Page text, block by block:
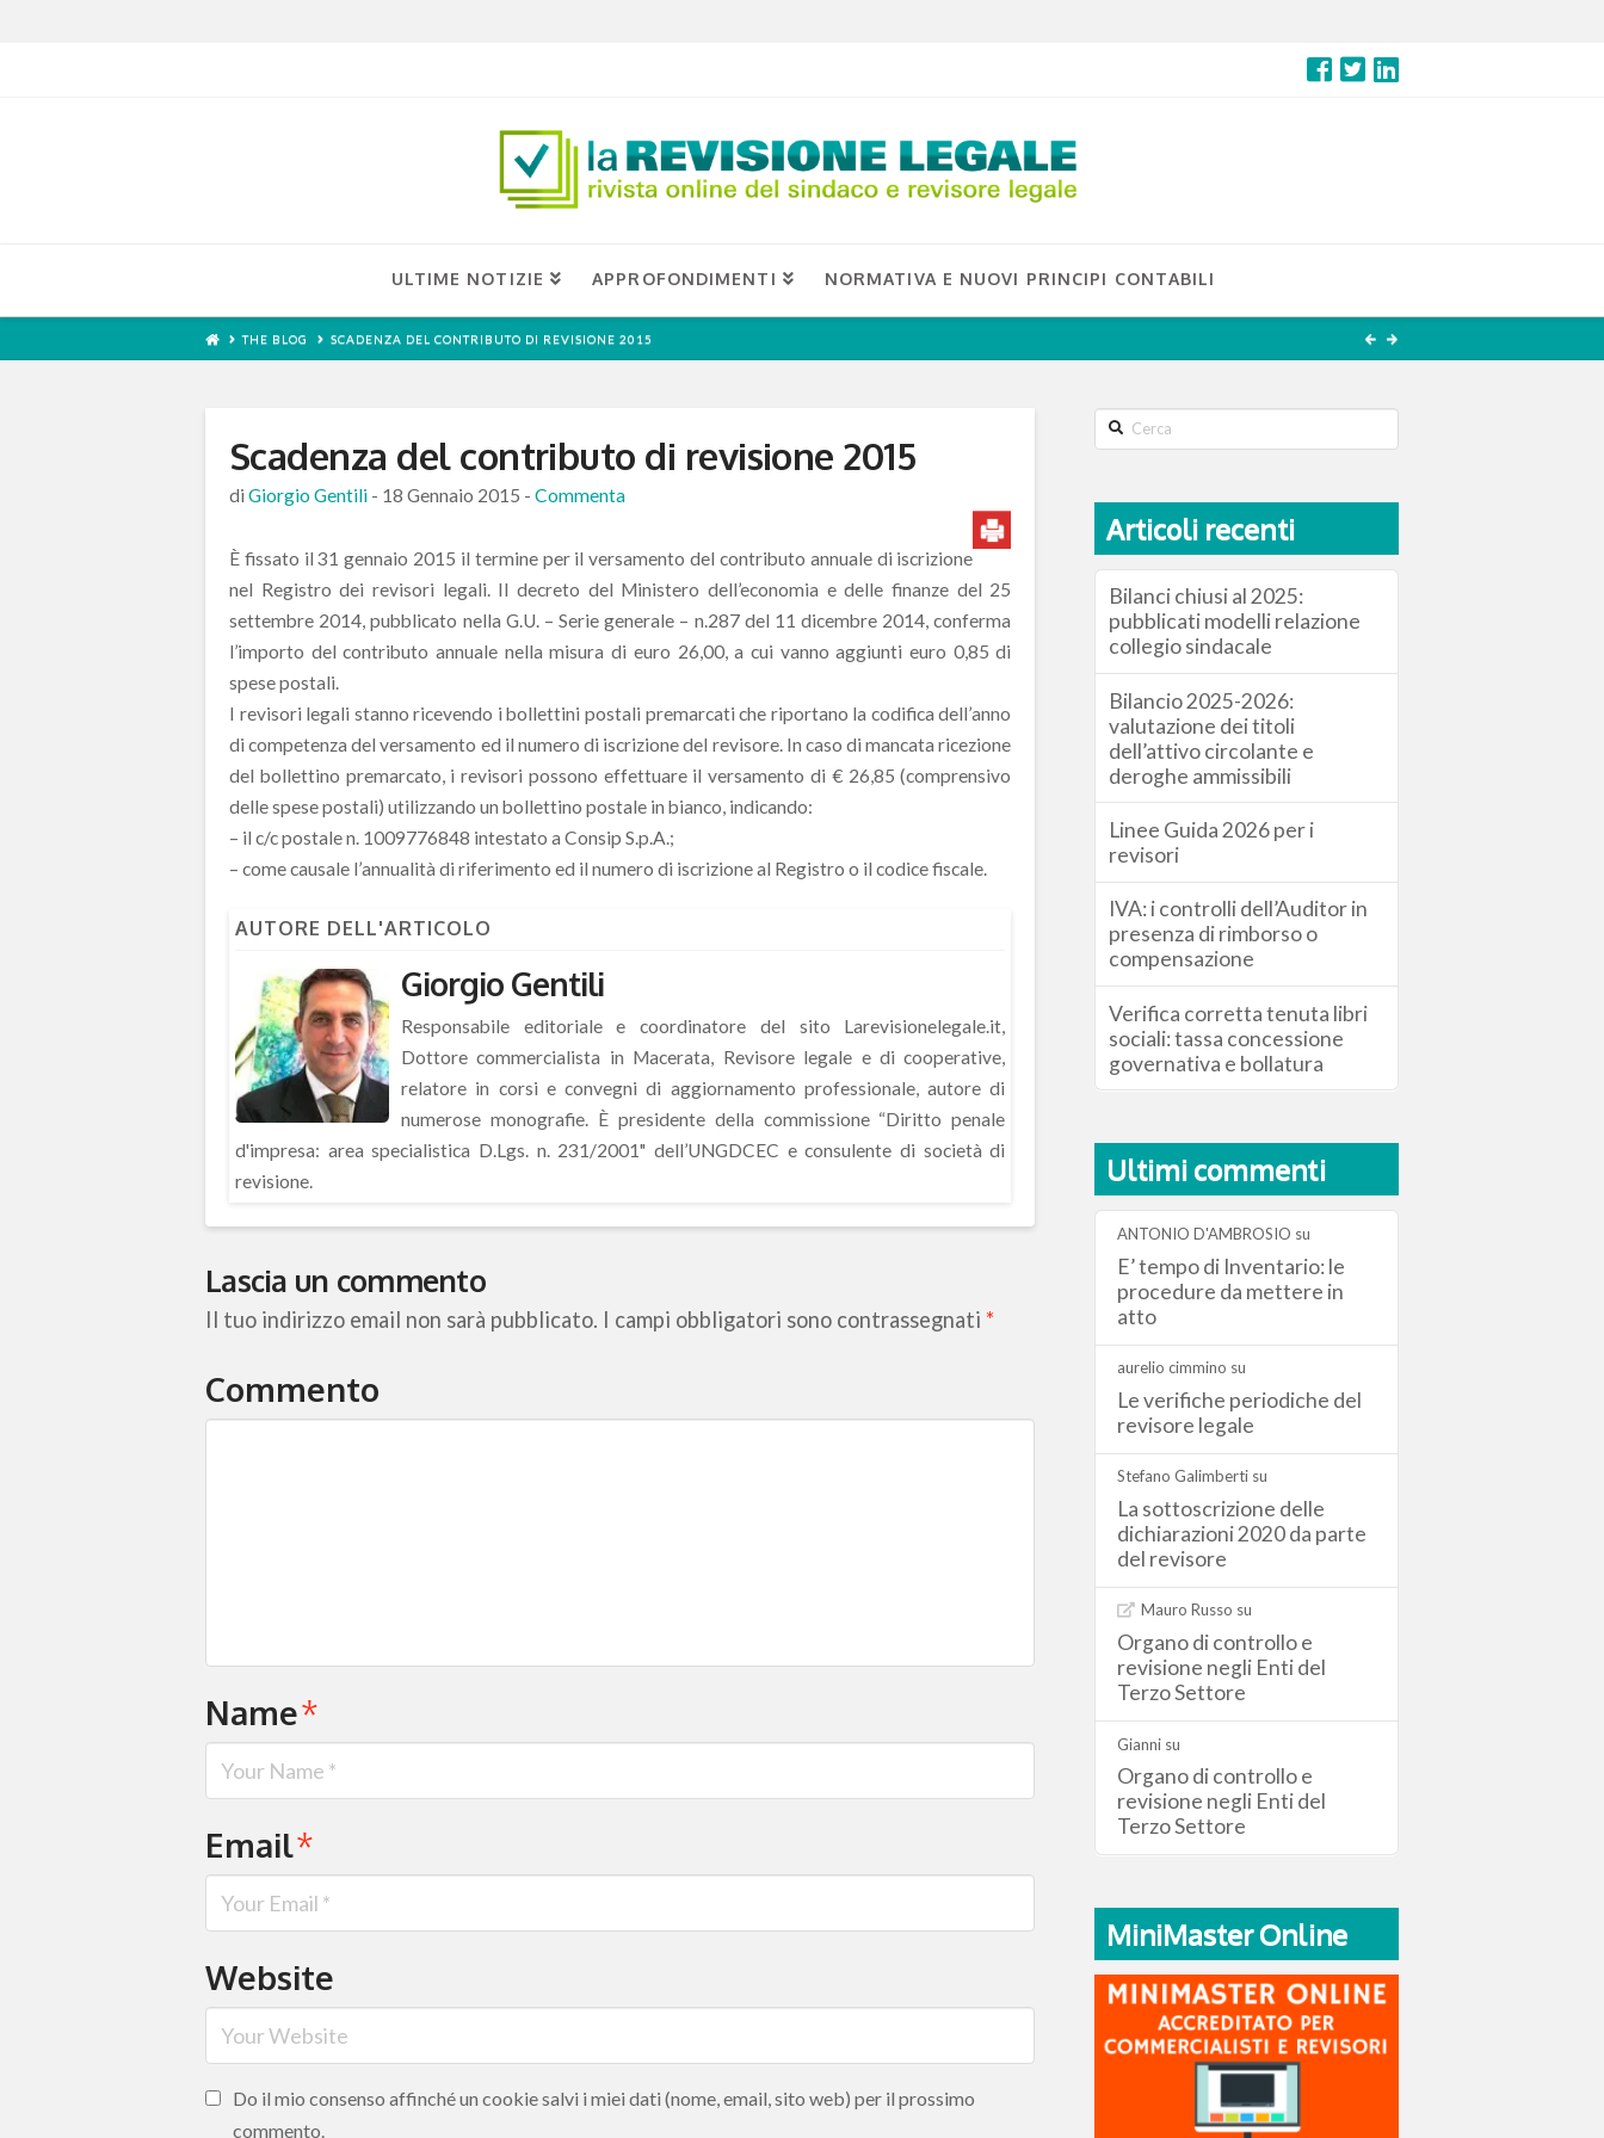
ULTIME NOTIZIE APPROFONDIMENTI NORMATIVA E NUOVI PRINCIPI CONTABILI
THE BLOG SCADENZA DEL CONTRIBUTO DI REVISIONE 2015
Scadenza del contributo di revisione 2015
di Giorgio Gentili - 18 Gennaio 2015 - Commenta
È fissato il 31 gennaio 2015 il termine per il versamento del contributo annuale di iscrizione
nel Registro dei revisori legali. Il decreto del Ministero dell’economia e delle finanze del 25
settembre 2014, pubblicato nella G.U. – Serie generale – n.287 del 11 dicembre 2014, conferma
l’importo del contributo annuale nella misura di euro 26,00, a cui vanno aggiunti euro 0,85 di
spese postali.
I revisori legali stanno ricevendo i bollettini postali premarcati che riportano la codifica dell’anno
di competenza del versamento ed il numero di iscrizione del revisore. In caso di mancata ricezione
del bollettino premarcato, i revisori possono effettuare il versamento di € 26,85 (comprensivo
delle spese postali) utilizzando un bollettino postale in bianco, indicando:
– il c/c postale n. 1009776848 intestato a Consip S.p.A.;
– come causale l’annualità di riferimento ed il numero di iscrizione al Registro o il codice fiscale.
AUTORE DELL'ARTICOLO
Giorgio Gentili
Responsabile editoriale e coordinatore del sito Larevisionelegale.it,
Dottore commercialista in Macerata, Revisore legale e di cooperative,
relatore in corsi e convegni di aggiornamento professionale, autore di
numerose monografie. È presidente della commissione “Diritto penale
d'impresa: area specialistica D.Lgs. n. 231/2001" dell’UNGDCEC e consulente di società di
revisione.
Lascia un commento
Il tuo indirizzo email non sarà pubblicato. I campi obbligatori sono contrassegnati *
Commento
Name*
Email*
Website
Do il mio consenso affinché un cookie salvi i miei dati (nome, email, sito web) per il prossimo
commento.
Search
Articoli recenti
Bilanci chiusi al 2025:
pubblicati modelli relazione
collegio sindacale
Bilancio 2025-2026:
valutazione dei titoli
dell’attivo circolante e
deroghe ammissibili
Linee Guida 2026 per i
revisori
IVA: i controlli dell’Auditor in
presenza di rimborso o
compensazione
Verifica corretta tenuta libri
sociali: tassa concessione
governativa e bollatura
Ultimi commenti
ANTONIO D'AMBROSIO su
E’ tempo di Inventario: le
procedure da mettere in
atto
aurelio cimmino su
Le verifiche periodiche del
revisore legale
Stefano Galimbertisu
La sottoscrizione delle
dichiarazioni 2020 da parte
del revisore
Mauro Russo su
Organo di controllo e
revisione negli Enti del
Terzo Settore
Giannisu
Organo di controllo e
revisione negli Enti del
Terzo Settore
MiniMaster Online